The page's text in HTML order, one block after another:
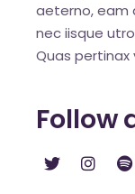
aeterno, eam
nec iisque
Quas
Follow